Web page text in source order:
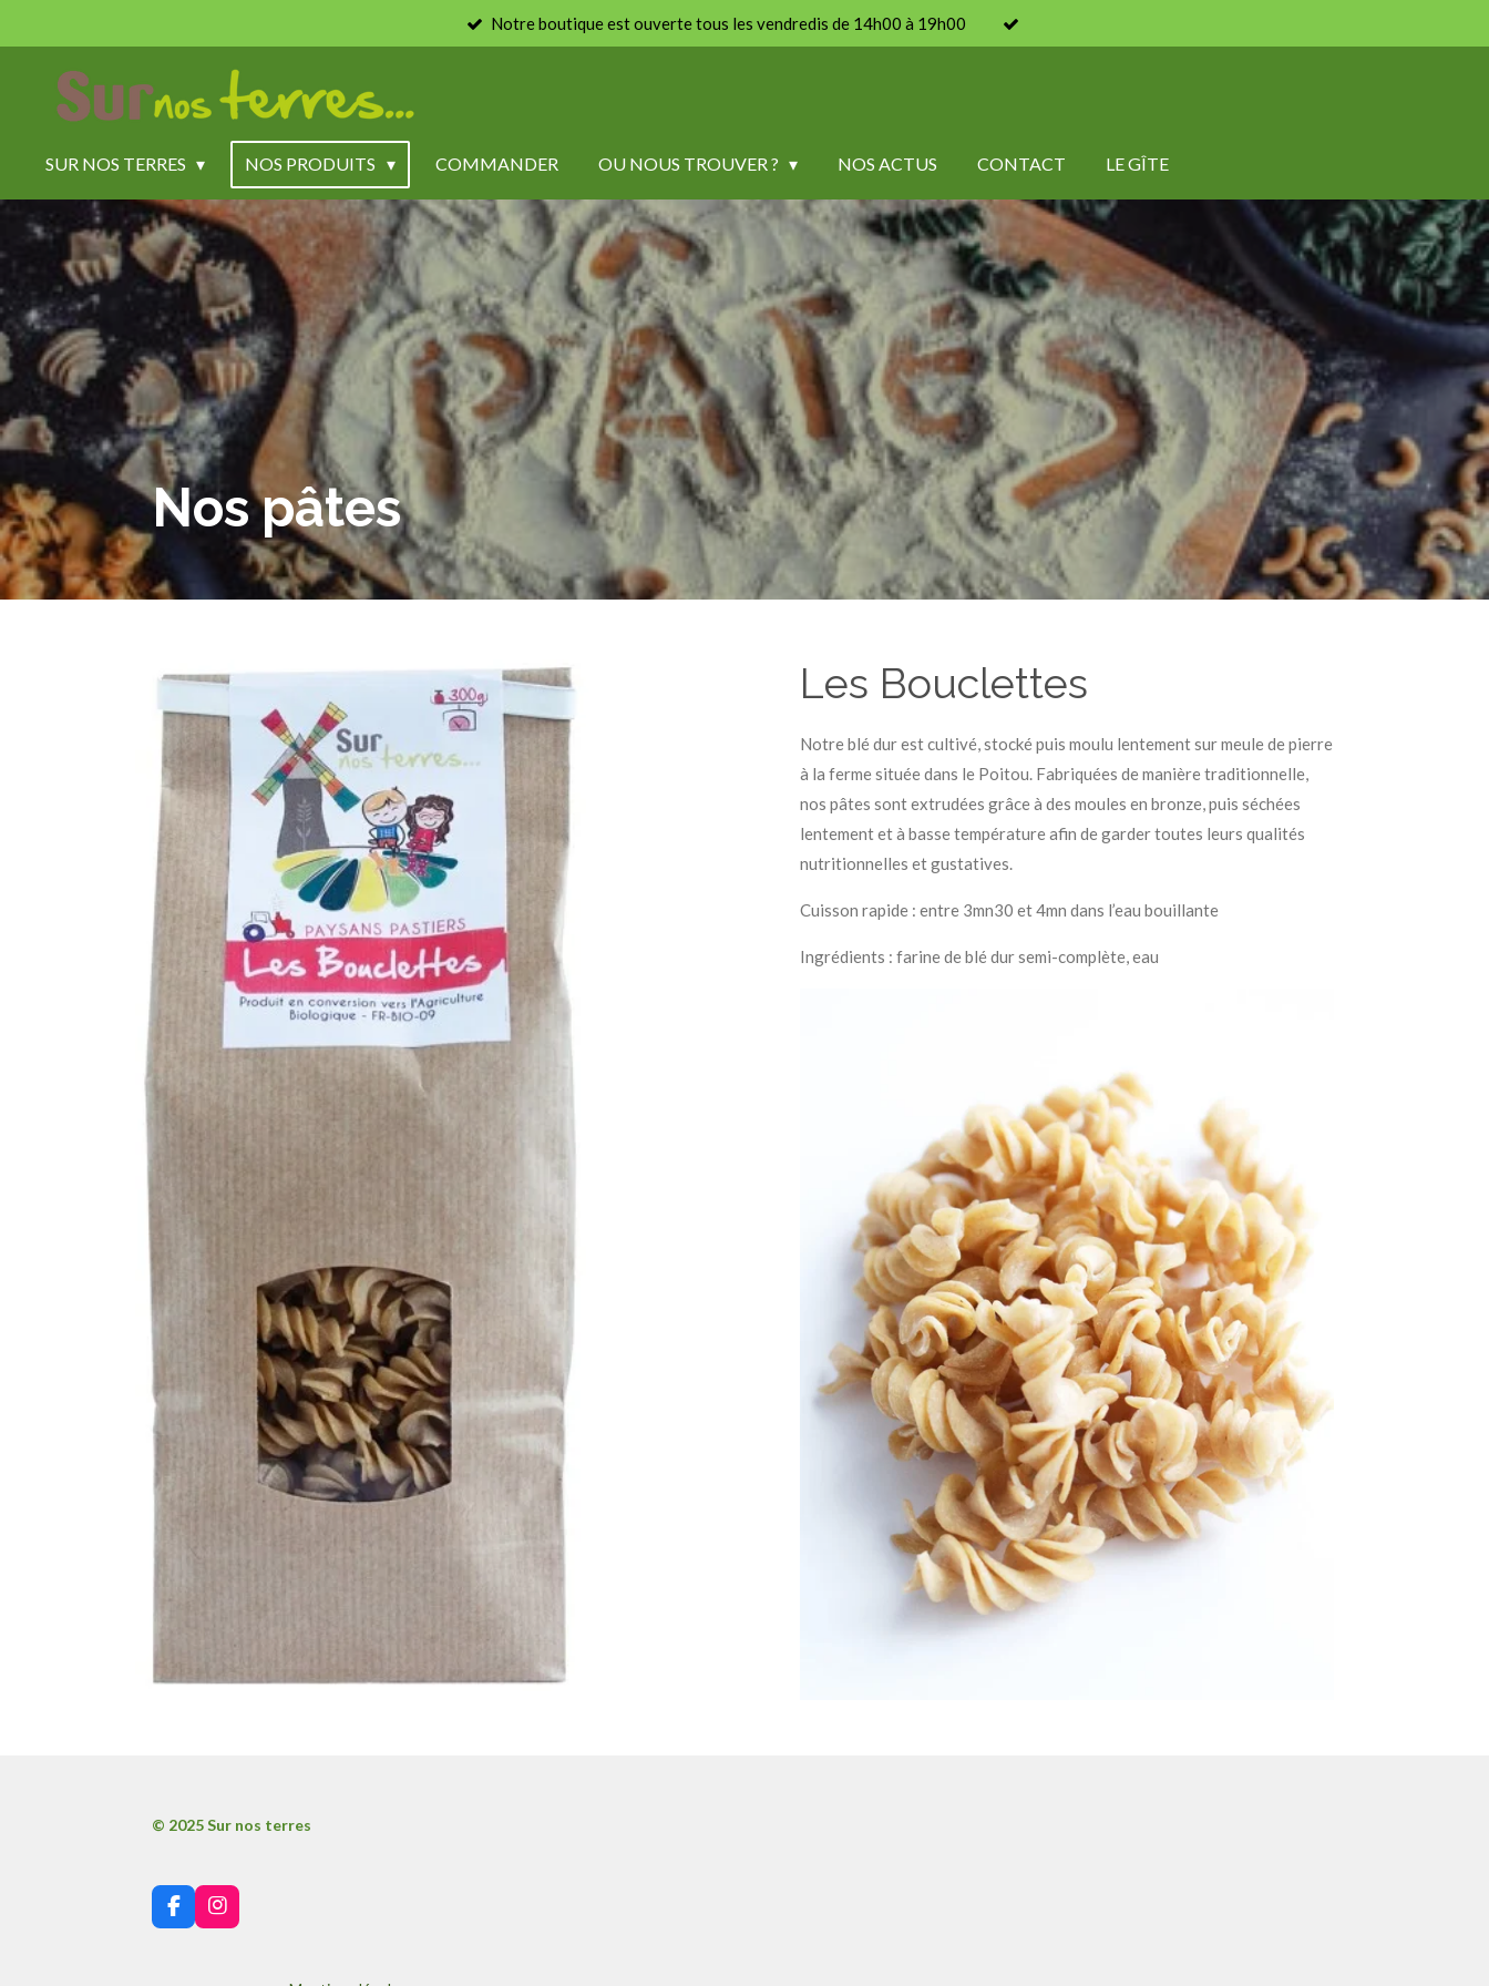
contenu
principal
Notre boutique est ouverte tous les vendredis de 14h00 à 19h00
SUR NOS TERRES NOS PRODUITS COMMANDER OU NOUS TROUVER ? NOS ACTUS CONTACT LE GÎTE
Nos pâtes
Les Bouclettes
Notre blé dur est cultivé, stocké puis moulu lentement sur meule de pierre
à la ferme située dans le Poitou. Fabriquées de manière traditionnelle,
nos pâtes sont extrudées grâce à des moules en bronze, puis séchées
lentement et à basse température afin de garder toutes leurs qualités
nutritionnelles et gustatives.
Cuisson rapide : entre 3mn30 et 4mn dans l’eau bouillante
Ingrédients : farine de blé dur semi-complète, eau
© 2025 Sur nos terres
F
a
I
n